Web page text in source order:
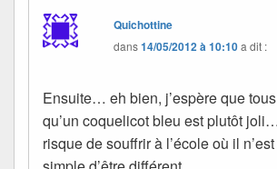
Quichottine
dans14/05/2012 à 10:10a dit :
Ensuite… eh bien, j’espère que
qu’un coquelicot bleu est plutôt
risque de souffrir à l’école où il